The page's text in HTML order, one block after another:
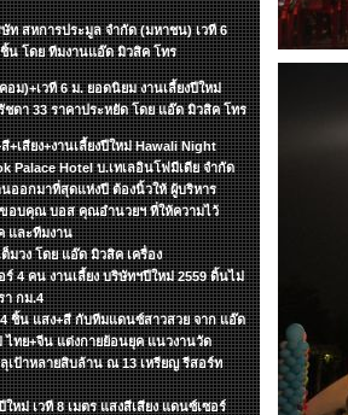
ษัท สหการประมูล จำกัด (มหาชน) เวที 6
น โดย ทีมงานแอ๊ด มิวสิค โทร
ม)+เวที 6 ม. ยอดนิยม งานเลี้ยงปีใหม่
ดา 33 ราคาประหยัด โดย แอ๊ด มิวสิค โทร
+เสียง+งานเลี้ยงปีใหม่ Hawali Night
Palace Hotel บ.เทเลอินโฟมีเดีย จำกัด
ออกมาที่สุดแห่งปี ต้องนิ้วให้ ผู้บริหาร
ขอบคุณ บอส คุณอำนวยฯ ที่ให้ความไว้
และทีมงาน
มวง โดย แอ๊ด มิวสิค เครื่อง
ร์ 4 คน งานเลี้ยง บริษัทฯปีใหม่ 2559 ดิ้นไม่
า กม.4
ชิ้น แสง+สี กับทีมแดนซ์สาวสวย จาก แอ๊ด
ไทย+จีน แต่งกายย้อนยุค แนวงานวัด
เป้าหลายสิบล้าน ณ 13 เหรียญ รีสอร์ท
ใหม่ เวที 8 เมตร แสงสีเสียง แดนซ์เซอร์